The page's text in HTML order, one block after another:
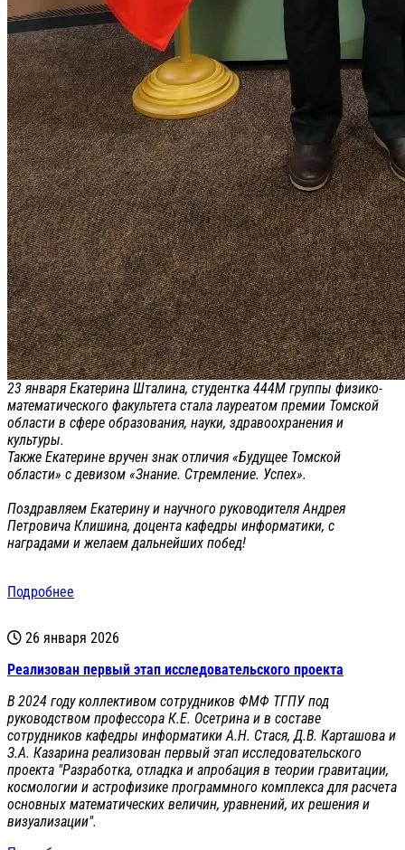
23 января Екатерина Шталина, студентка 444М группы физико-
математического факультета стала лауреатом премии Томской
области в сфере образования, науки, здравоохранения и
культуры.
Также Екатерине вручен знак отличия «Будущее Томской
области» с девизом «Знание. Стремление. Успех».
Поздравляем Екатерину и научного руководителя Андрея
Петровича Клишина, доцента кафедры информатики, с
наградами и желаем дальнейших побед!
Подробнее
26 января 2026
Реализован первый этап исследовательского проекта
В 2024 году коллективом сотрудников ФМФ ТГПУ под
руководством профессора К.Е. Осетрина и в составе
сотрудников кафедры информатики А.Н. Стася, Д.В. Карташова и
З.А. Казарина реализован первый этап исследовательского
проекта "Разработка, отладка и апробация в теории гравитации,
космологии и астрофизике программного комплекса для расчета
основных математических величин, уравнений, их решения и
визуализации".